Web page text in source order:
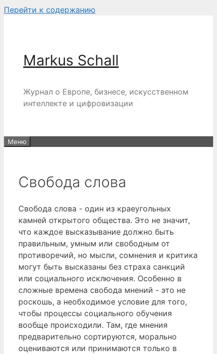
Перейти к содержанию
Markus Schall
Журнал о Европе, бизнесе, искусственном
интеллекте и цифровизации
Меню
Свобода слова
Свобода слова - один из краеугольных
камней открытого общества. Это не значит,
что каждое высказывание должно быть
правильным, умным или свободным от
противоречий, но мысли, сомнения и критика
могут быть высказаны без страха санкций
или социального исключения. Особенно в
сложные времена свобода мнений - это не
роскошь, а необходимое условие для того,
чтобы процессы социального обучения
вообще происходили. Там, где мнения
предварительно сортируются, морально
оцениваются или принимаются только в